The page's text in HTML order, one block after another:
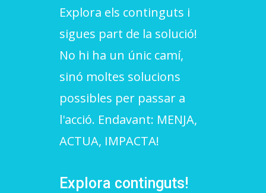
Explora els continguts i
sigues part de la solució!
No hi ha un únic camí,
sinó moltes solucions
possibles per passar a
l'acció. Endavant: MENJA,
ACTUA, IMPACTA!
Explora continguts!
Missió i valors
Els comptes clars
Proposta educativa
ACTUALITAT